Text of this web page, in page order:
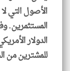
الأصول التي
المستثمرين.
الدولار
للمشترين من